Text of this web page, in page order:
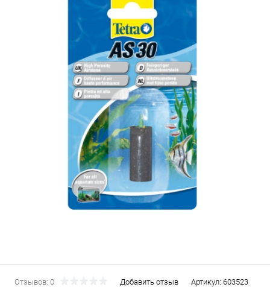
Отзывов: 0 Добавить отзыв Артикул: 603523